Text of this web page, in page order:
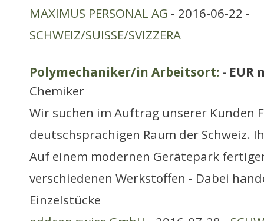
MAXIMUS PERSONAL AG - 2016-06-22 -
SCHWEIZ/SUISSE/SVIZZERA
Polymechaniker/in Arbeitsort: - EUR
Chemiker
Wir suchen im Auftrag unserer Kunden
deutschsprachigen Raum der Schweiz.
Auf einem modernen Gerätepark
verschiedenen Werkstoffen - Dabei
Einzelstücke